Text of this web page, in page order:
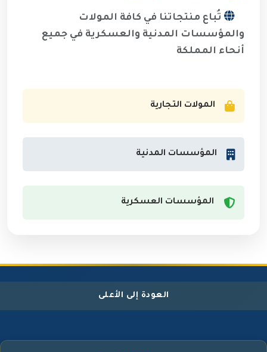
تُباع منتجاتنا في كافة المولات
والمؤسسات المدنية والعسكرية في جميع
أنحاء المملكة
المولات التجارية
المؤسسات المدنية
المؤسسات العسكرية
العودة إلى الأعلى